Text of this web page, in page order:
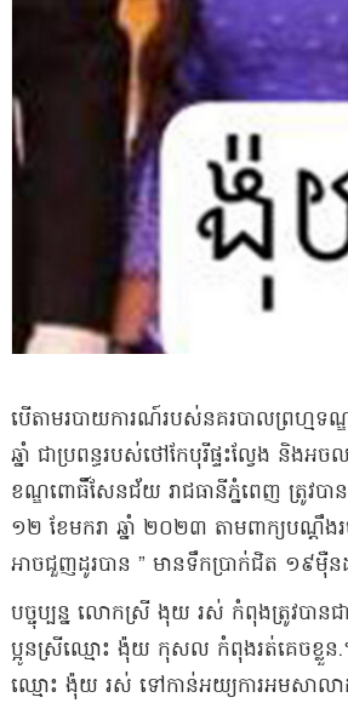
បើតាម​របាយការណ៍រ​បស់​នគរបាល​ព្រហ្មទ
ឆ្នាំ ជា​ប្រពន្ធ​របស់​ថៅកែ​បុរី​ផ្ទះល្វែង
ខណ្ឌ​ពោធិ៍​សែន​ជ័យ រាជធានី​ភ្នំពេញ ត្រូវបា
១២ ខែមករា ឆ្នាំ ២០២៣ តាម​ពាក្យបណ្
អាច​ជួញដូរ​បាន ” មាន​ទឹកប្រាក់​ជិត ១៩​ម៉ឺន​ដុ
បច្ចុប្បន្ន លោកស្រី ងុ​យ រស់ កំពុង​ត្រូវបាន​ជ
ប្អូនស្រី​ឈ្មោះ ង៉ុ​យ កុសល កំពុង​រត់គេចខ្លួន​.​។​​
ឈ្មោះ ង៉ុ​យ រស់ ទៅកាន់​អយ្យការ​អម​សាលា